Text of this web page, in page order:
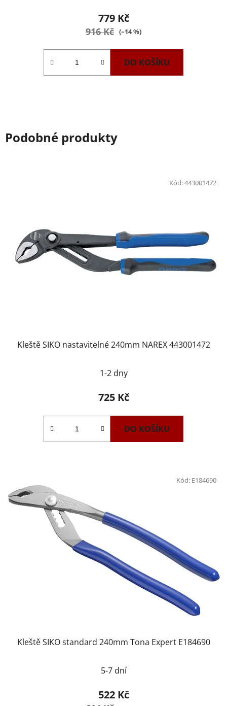
779 Kč
916 Kč (–14 %)
DO KOŠÍKU
Podobné produkty
Kleště SIKO nastavitelné 240mm NAREX 443001472
1-2 dny
725 Kč
DO KOŠÍKU
Kód:443001472
Kleště SIKO standard 240mm Tona Expert E184690
5-7 dní
522 Kč
Kód: E184690